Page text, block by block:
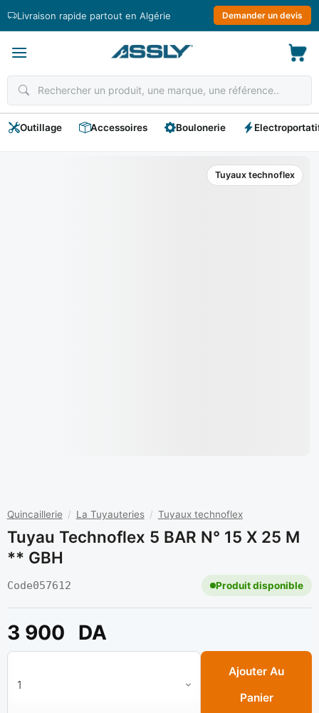
Livraison rapide partout en Algérie Demander un devis
Outillage Accessoires Boulonerie
Tuyaux technoflex
Quincaillerie / La Tuyauteries / Tuyaux technoflex
Tuyau Technoflex 5 BAR N° 15 X 25 M
** GBH
Code057612 Produit disponible
3 900 DA
quantité de Tuyau Technoflex 5 BAR N° 15 x 25 M ** GBH
Ajouter Au
Panier